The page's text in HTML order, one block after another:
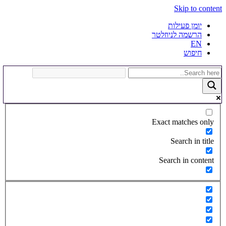
Skip to content
יומן פעילות
הרשמה לניוזלטר
EN
חיפוש
Exact matches only
Search in title
Search in content